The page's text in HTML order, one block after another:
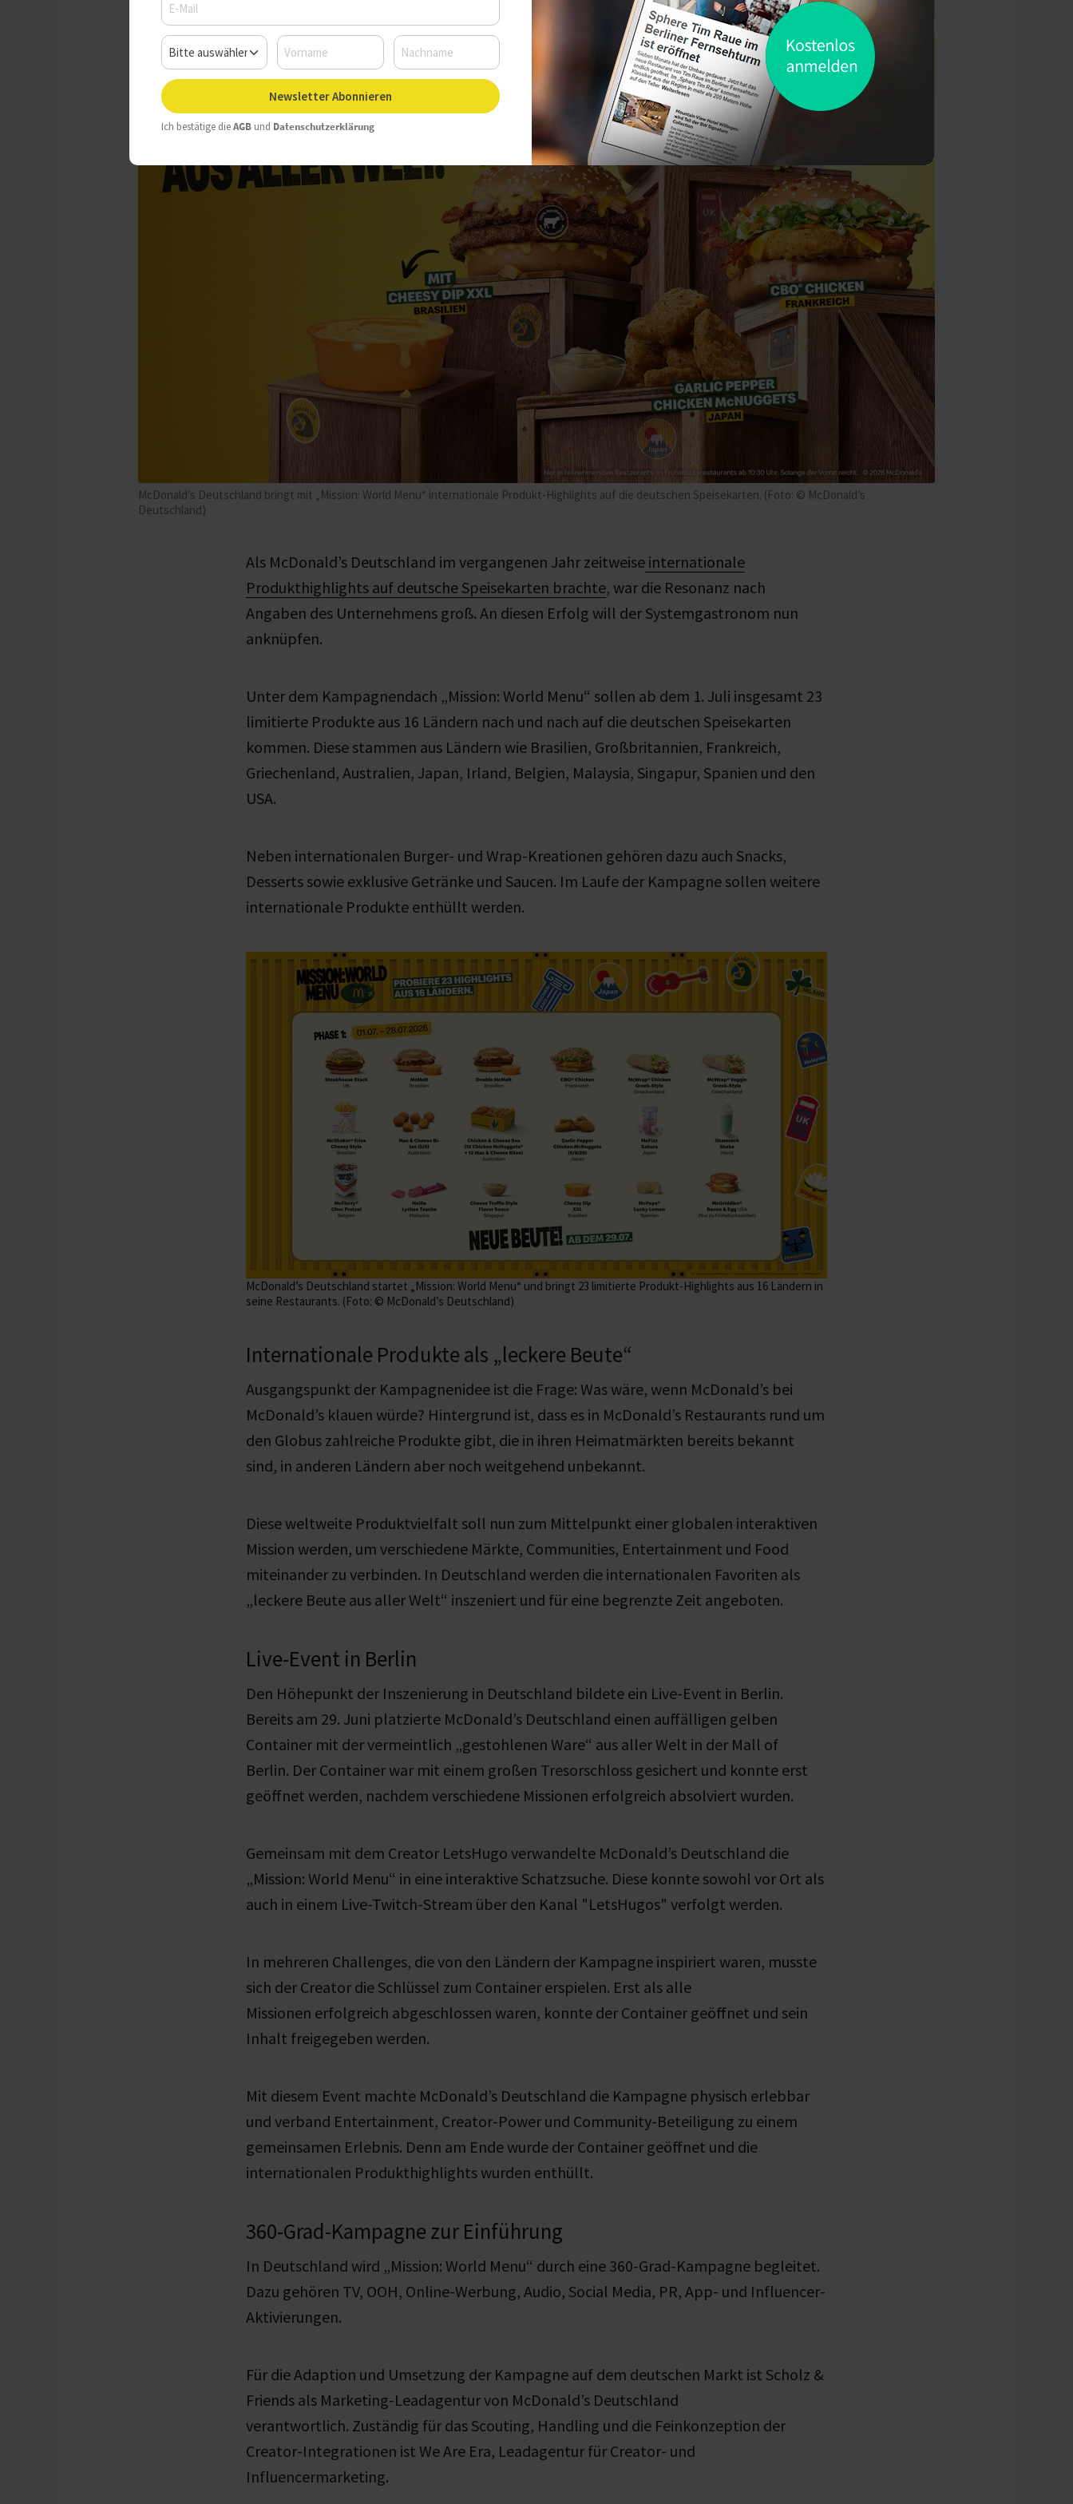
McDonald’s Deutschland bringt mit „Mission: World Menu“ internationale Produkt-Highlights auf die deutschen Speisekarten. (Foto: © McDonald’s
Deutschland)
Als McDonald’s Deutschland im vergangenen Jahr zeitweise internationale
Produkthighlights auf deutsche Speisekarten brachte, war die Resonanz nach
Angaben des Unternehmens groß. An diesen Erfolg will der Systemgastronom nun
anknüpfen.
Unter dem Kampagnendach „Mission: World Menu“ sollen ab dem 1. Juli insgesamt 23
limitierte Produkte aus 16 Ländern nach und nach auf die deutschen Speisekarten
kommen. Diese stammen aus Ländern wie Brasilien, Großbritannien, Frankreich,
Griechenland, Australien, Japan, Irland, Belgien, Malaysia, Singapur, Spanien und den
USA.
Neben internationalen Burger- und Wrap-Kreationen gehören dazu auch Snacks,
Desserts sowie exklusive Getränke und Saucen. Im Laufe der Kampagne sollen weitere
internationale Produkte enthüllt werden.
McDonald’s Deutschland startet „Mission: World Menu“ und bringt 23 limitierte Produkt-Highlights aus 16 Ländern in
seine Restaurants. (Foto: © McDonald’s Deutschland)
Internationale Produkte als „leckere Beute“
Ausgangspunkt der Kampagnenidee ist die Frage: Was wäre, wenn McDonald’s bei
McDonald’s klauen würde? Hintergrund ist, dass es in McDonald’s Restaurants rund um
den Globus zahlreiche Produkte gibt, die in ihren Heimatmärkten bereits bekannt
sind, in anderen Ländern aber noch weitgehend unbekannt.
Diese weltweite Produktvielfalt soll nun zum Mittelpunkt einer globalen interaktiven
Mission werden, um verschiedene Märkte, Communities, Entertainment und Food
miteinander zu verbinden. In Deutschland werden die internationalen Favoriten als
„leckere Beute aus aller Welt“ inszeniert und für eine begrenzte Zeit angeboten.
Live-Event in Berlin
Den Höhepunkt der Inszenierung in Deutschland bildete ein Live-Event in Berlin.
Bereits am 29. Juni platzierte McDonald’s Deutschland einen auffälligen gelben
Container mit der vermeintlich „gestohlenen Ware“ aus aller Welt in der Mall of
Berlin. Der Container war mit einem großen Tresorschloss gesichert und konnte erst
geöffnet werden, nachdem verschiedene Missionen erfolgreich absolviert wurden.
Gemeinsam mit dem Creator LetsHugo verwandelte McDonald’s Deutschland die
„Mission: World Menu“ in eine interaktive Schatzsuche. Diese konnte sowohl vor Ort als
auch in einem Live-Twitch-Stream über den Kanal "LetsHugos" verfolgt werden.
In mehreren Challenges, die von den Ländern der Kampagne inspiriert waren, musste
sich der Creator die Schlüssel zum Container erspielen. Erst als alle
Missionen erfolgreich abgeschlossen waren, konnte der Container geöffnet und sein
Inhalt freigegeben werden.
Mit diesem Event machte McDonald’s Deutschland die Kampagne physisch erlebbar
und verband Entertainment, Creator-Power und Community-Beteiligung zu einem
gemeinsamen Erlebnis. Denn am Ende wurde der Container geöffnet und die
internationalen Produkthighlights wurden enthüllt.
360-Grad-Kampagne zur Einführung
In Deutschland wird „Mission: World Menu“ durch eine 360-Grad-Kampagne begleitet.
Dazu gehören TV, OOH, Online-Werbung, Audio, Social Media, PR, App- und Influencer-
Aktivierungen.
Für die Adaption und Umsetzung der Kampagne auf dem deutschen Markt ist Scholz &
Friends als Marketing-Leadagentur von McDonald’s Deutschland
verantwortlich. Zuständig für das Scouting, Handling und die Feinkonzeption der
Creator-Integrationen ist We Are Era, Leadagentur für Creator- und
Influencermarketing.
Newsletter Abonnieren
Ich bestätige dieAGB und Datenschutzerklärung